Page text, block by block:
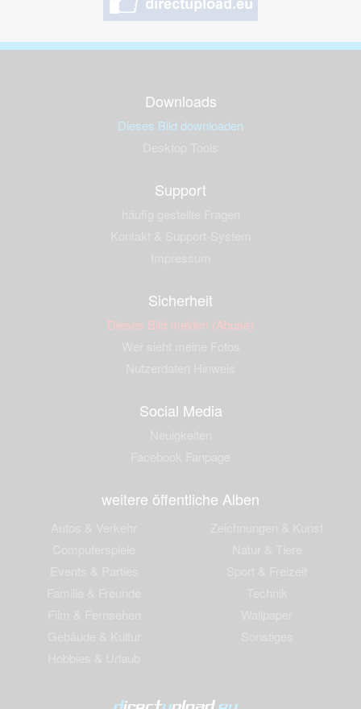
Downloads
Dieses Bild downloaden
Support
Sicherheit
Dieses Bild melden (Abuse)
Social Media
weitere öffentliche Alben